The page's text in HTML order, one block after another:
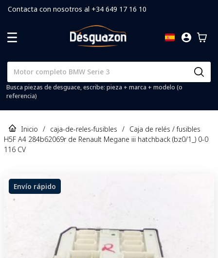
Contacta con nosotros al +34 649 17 16 10
Busca piezas de desguace, escribe: pieza + marca + modelo (o
referencia)
Inicio / caja-de-reles-fusibles / Caja de relés / fusibles
H5F A4 284b62069r de Renault Megane iii hatchback (bz0/1_) 0-0
116 CV
Envío rápido